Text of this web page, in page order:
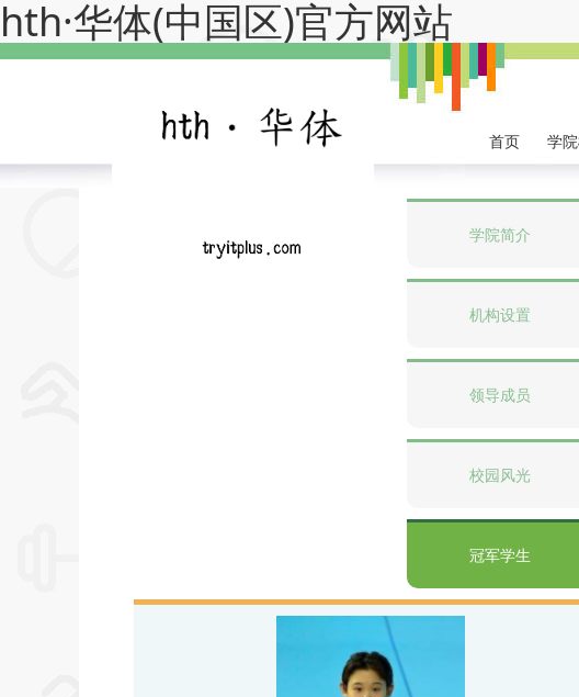
hth·华体(中国区)官方网站
首页 学
学院简介
机构设置
领导成员
校园风光
冠军学生